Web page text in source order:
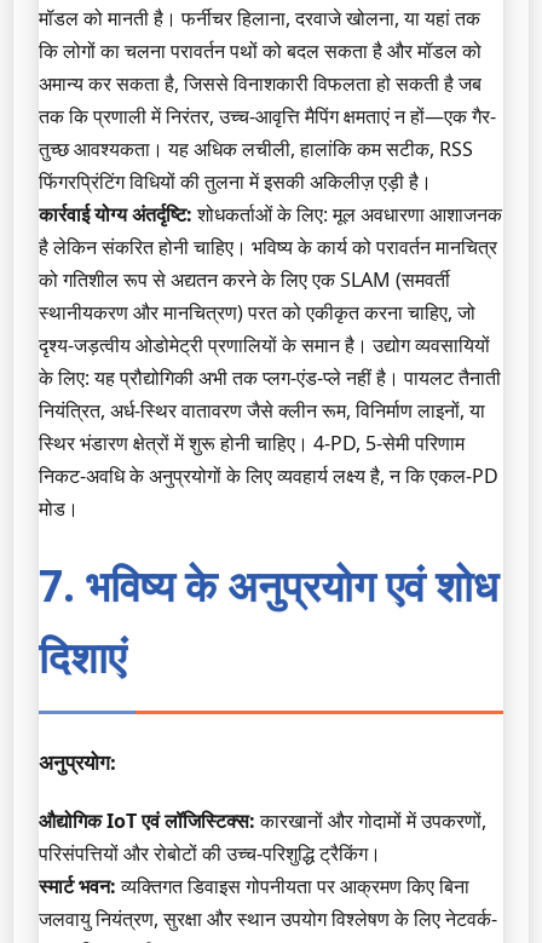
मॉडल को मानती है। फर्नीचर हिलाना, दरवाजे खोलना, या यहां तक
कि लोगों का चलना परावर्तन पथों को बदल सकता है और मॉडल को
अमान्य कर सकता है, जिससे विनाशकारी विफलता हो सकती है जब
तक कि प्रणाली में निरंतर, उच्च-आवृत्ति मैपिंग क्षमताएं न हों—एक गैर-
तुच्छ आवश्यकता। यह अधिक लचीली, हालांकि कम सटीक, RSS
फिंगरप्रिंटिंग विधियों की तुलना में इसकी अकिलीज़ एड़ी है।
कार्रवाई योग्य अंतर्दृष्टि:शोधकर्ताओं के लिए: मूल अवधारणा आशाजनक
है लेकिन संकरित होनी चाहिए। भविष्य के कार्य को परावर्तन मानचित्र
को गतिशील रूप से अद्यतन करने के लिए एक SLAM (समवर्ती
स्थानीयकरण और मानचित्रण) परत को एकीकृत करना चाहिए, जो
दृश्य-जड़त्वीय ओडोमेट्री प्रणालियों के समान है। उद्योग व्यवसायियों
के लिए: यह प्रौद्योगिकी अभी तक प्लग-एंड-प्ले नहीं है। पायलट तैनाती
नियंत्रित, अर्ध-स्थिर वातावरण जैसे क्लीन रूम, विनिर्माण लाइनों, या
स्थिर भंडारण क्षेत्रों में शुरू होनी चाहिए। 4-PD, 5-सेमी परिणाम
निकट-अवधि के अनुप्रयोगों के लिए व्यवहार्य लक्ष्य है, न कि एकल-PD
मोड।
7. भविष्य के अनुप्रयोग एवं शोध
दिशाएं
अनुप्रयोग:
औद्योगिक IoT एवं लॉजिस्टिक्स:कारखानों और गोदामों में उपकरणों,
परिसंपत्तियों और रोबोटों की उच्च-परिशुद्धि ट्रैकिंग।
स्मार्ट भवन:व्यक्तिगत डिवाइस गोपनीयता पर आक्रमण किए बिना
जलवायु नियंत्रण, सुरक्षा और स्थान उपयोग विश्लेषण के लिए नेटवर्क-